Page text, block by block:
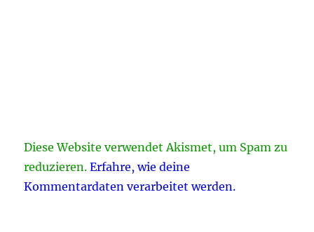
Diese Website verwendet Akismet, um Spam zu
reduzieren.Erfahre, wie deine
Kommentardaten verarbeitet werden.